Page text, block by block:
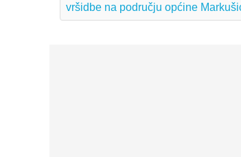
vršidbe na području općine